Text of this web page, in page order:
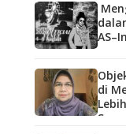
di
Suara